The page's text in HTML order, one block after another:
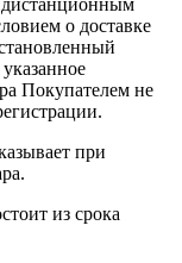
о доставке
Покупателем не
при
из срока